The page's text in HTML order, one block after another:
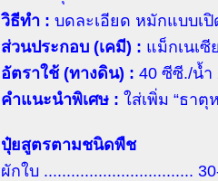
วิธีทำ : บดละเอียด หมักแบบเ
ส่วนประกอบ (เคมี) : แม็กเนเซี
อัตราใช้ (ทางดิน) : 40 ซีซี./น้ำ
คำแนะนำพิเศษ : ใส่เพิ่ม “ธา
ปุ๋ยสูตรตามชนิดพืช
ผักใบ .................................